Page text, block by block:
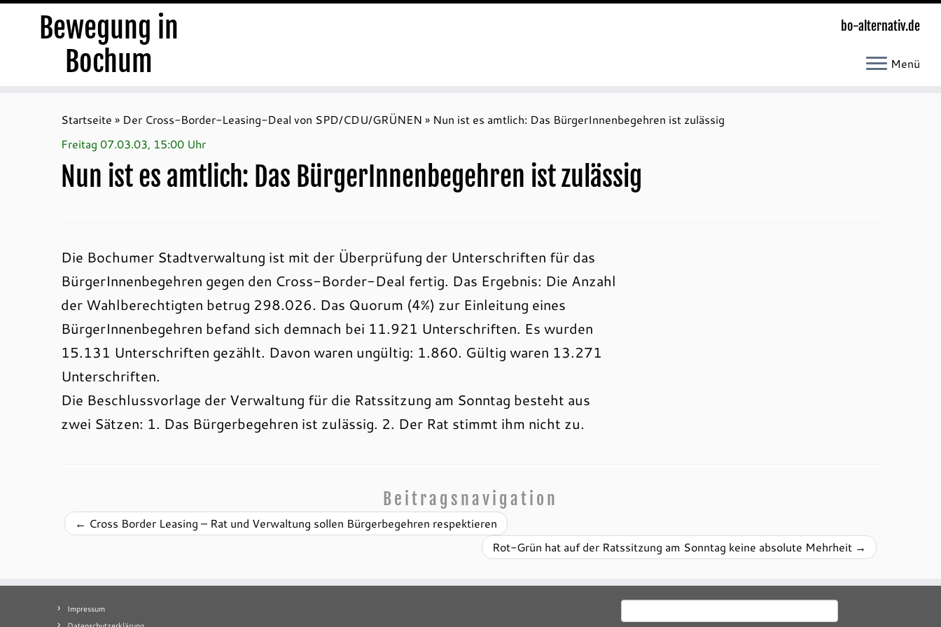
Bewegung in
Bochum
bo-alternativ.de
Menü
Startseite » Der Cross-Border-Leasing-Deal von SPD/CDU/GRÜNEN » Nun ist es amtlich: Das BürgerInnenbegehren ist zulässig
Freitag 07.03.03, 15:00 Uhr
Nun ist es amtlich: Das BürgerInnenbegehren ist zulässig
Die Bochumer Stadtverwaltung ist mit der Überprüfung der Unterschriften für das
BürgerInnenbegehren gegen den Cross-Border-Deal fertig. Das Ergebnis: Die Anzahl
der Wahlberechtigten betrug 298.026. Das Quorum (4%) zur Einleitung eines
BürgerInnenbegehren befand sich demnach bei 11.921 Unterschriften. Es wurden
15.131 Unterschriften gezählt. Davon waren ungültig: 1.860. Gültig waren 13.271
Unterschriften.
Die Beschlussvorlage der Verwaltung für die Ratssitzung am Sonntag besteht aus
zwei Sätzen: 1. Das Bürgerbegehren ist zulässig. 2. Der Rat stimmt ihm nicht zu.
Beitragsnavigation
← Cross Border Leasing – Rat und Verwaltung sollen Bürgerbegehren respektieren
Rot-Grün hat auf der Ratssitzung am Sonntag keine absolute Mehrheit →
Impressum
Suchen
nach: